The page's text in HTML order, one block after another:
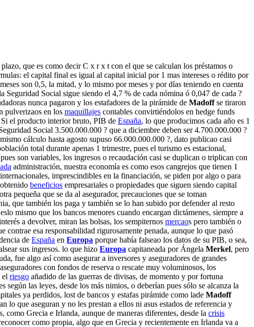
plazo, que es como decir C x r x t con el que se calculan los préstamos o
el capital final es igual al capital inicial por 1 mas intereses o rédito por
son 0,5, la mitad, y lo mismo por meses y por días teniendo en cuenta
Social sigue siendo el 4,7 % de cada nómina ó 0,047 de cada ?
nunca pagaron y los estafadores de la pirámide de Madoffse tiraron
pulverizaos en los maquillajes contables convirtiéndolos en hedge funds
el producto interior bruto, PIB de España, lo que producimos cada año es 1
Social 3.500.000.000 ? que a diciembre deben ser 4.700.000.000 ?
cálculo hasta agosto supuso 66.000.000.000 ?, dato publicao casi
total durante apenas 1 trimestre, pues el turismo es estacional,
son variables, los ingresos o recaudación casi se duplican o triplican con
administración, nuestra economía es como esos cangrejos que tienen 1
imprescindibles en la financiación, se piden por algo o para
beneficios empresariales o propiedades que siguen siendo capital
pequeña que se da al asegurador, precauciones que se toman
que también los paga y también se lo han subido por defender al resto
mismo que los bancos menores cuando encargan dictámenes, siempre a
a devolver, miran las bolsas, los sempiternos mercaos pero también o
esa responsabilidad rigurosamente penada, aunque lo que pasó
de España en Europa porque había falseao los datos de su PIB, o sea,
sus ingresos. lo que hizo Europa capitaneada por Ángela Merkel, pero
fue algo así como asegurar a inversores y aseguradores de grandes
con fondos de reserva o rescate muy voluminosos, los
el riesgo añadido de las guerras de divisas, de momento y por fortuna
según las leyes, desde los más nimios, o deberían pues sólo se alcanza la
ya perdidos, lost de bancos y estafas pirámide como lade Madoff
lo que aseguran y no les prestan a ellos ni asus estados de referencia y
como Grecia e Irlanda, aunque de maneras diferentes, desde la crisis
como propia, algo que en Grecia y recientemente en Irlanda va a